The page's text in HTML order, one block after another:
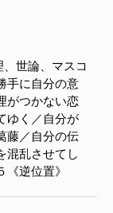
世論、マスコ
手に自分の意
がつかない恋
ゆく／自分が
藤／自分の伝
混乱させてし
逆位置》